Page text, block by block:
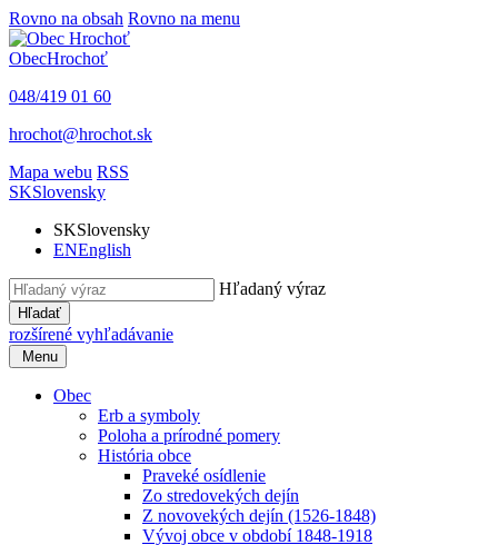
Rovno na obsah Rovno na menu
ObecHrochoť
048/419 01 60
hrochot@hrochot.sk
Mapa webu RSS
SKSlovensky
SKSlovensky
ENEnglish
Hľadaný výraz
Hľadať
rozšírené vyhľadávanie
Menu
Obec
Erb a symboly
Poloha a prírodné pomery
História obce
Praveké osídlenie
Zo stredovekých dejín
Z novovekých dejín (1526-1848)
Vývoj obce v období 1848-1918